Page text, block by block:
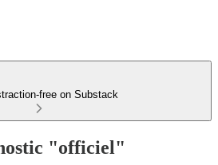
free on Substack
"officiel"